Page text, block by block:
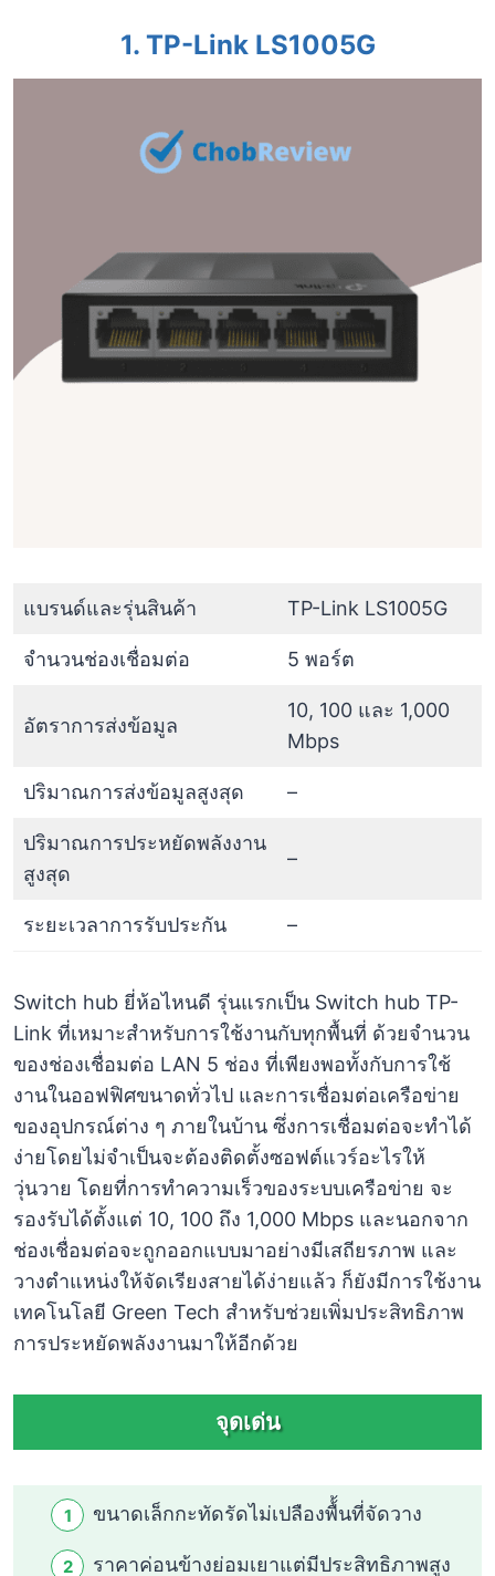
1. TP-Link LS1005G
แบรนด์และรุ่นสินค้า TP-Link LS1005G
จำนวนช่องเชื่อมต่อ 5 พอร์ต
อัตราการส่งข้อมูล
10, 100 และ 1,000
Mbps
ปริมาณการส่งข้อมูลสูงสุด –
ปริมาณการประหยัดพลังงาน
สูงสุด
–
ระยะเวลาการรับประกัน –
Switch hub ยี่ห้อไหนดี รุ่นแรกเป็น Switch hub TP-
Link ที่เหมาะสำหรับการใช้งานกับทุกพื้นที่ ด้วยจำนวน
ของช่องเชื่อมต่อ LAN 5 ช่อง ที่เพียงพอทั้งกับการใช้
งานในออฟฟิศขนาดทั่วไป และการเชื่อมต่อเครือข่าย
ของอุปกรณ์ต่าง ๆ ภายในบ้าน ซึ่งการเชื่อมต่อจะทำได้
ง่ายโดยไม่จำเป็นจะต้องติดตั้งซอฟต์แวร์อะไรให้
วุ่นวาย โดยที่การทำความเร็วของระบบเครือข่าย จะ
รองรับได้ตั้งแต่ 10, 100 ถึง 1,000 Mbps และนอกจาก
ช่องเชื่อมต่อจะถูกออกแบบมาอย่างมีเสถียรภาพ และ
วางตำแหน่งให้จัดเรียงสายได้ง่ายแล้ว ก็ยังมีการใช้งาน
เทคโนโลยี Green Tech สำหรับช่วยเพิ่มประสิทธิภาพ
การประหยัดพลังงานมาให้อีกด้วย
จุดเด่น
ขนาดเล็กกะทัดรัดไม่เปลืองพื้้นที่จัดวาง
ราคาค่อนข้างย่อมเยาแต่มีประสิทธิภาพสูง